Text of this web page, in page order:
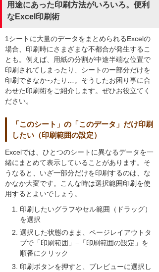
用途にあった印刷方法がいろいろ。便利
なExcel印刷術
1シートに大量のデータをまとめられるExcelの
場合、印刷時にさまざまな不都合が発生するこ
とも。例えば、用紙の分割が中途半端な位置で
印刷されてしまったり、シートのー部分だけを
印刷できなかったり…。そうしたお困り事に合
わせた印刷術をご紹介します。ぜひお役立てく
ださい。
「このシート」の「このデータ」だけ印刷
したい（印刷範囲の設定）
Excelでは、ひとつのシートに異なるデータを一
緒にまとめて表示していることがあります。そ
うなると、いざ一部分だけを印刷するのは、な
かなか大変です。こんな時は選択範囲印刷を使
用するとよいでしょう。
印刷したいグラフやセル範囲（ドラッグ）
を選択
選択した状態のまま、ページレイアウトタ
ブで「印刷範囲」−「印刷範囲の設定」を
順番にクリック
印刷ボタンを押すと、プレビューに選択し